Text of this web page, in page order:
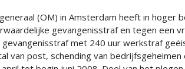
(OM) in Amsterdam heeft in hoger
gevangenisstraf en tegen een
met 240 uur werkstraf
van post, schending van